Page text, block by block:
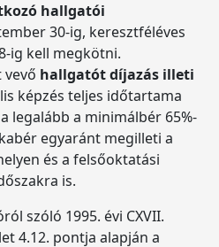
hallgatói
30-ig, keresztféléves
ig kell megkötni.
vevő hallgatót díjazás illeti
képzés teljes időtartama
legalább a minimálbér 65%-
egyaránt megilleti a
és a felsőoktatási
is.
szóló 1995. évi CXVII.
4.12. pontja alapján a